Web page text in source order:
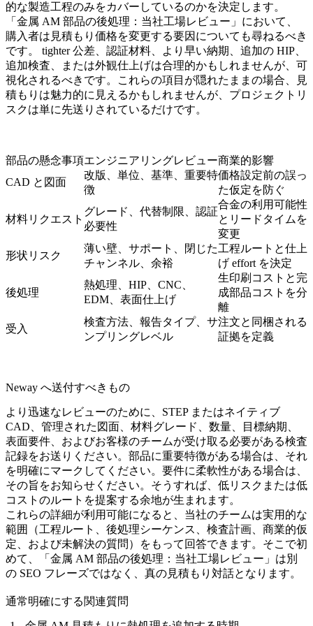
的な製造工程のみをカバーしているのかを決定します。
「金属 AM 部品の後処理：当社工場レビュー」において、
購入者は見積もり価格を変更する要因についても尋ねるべき
です。 tighter 公差、認証材料、より早い納期、追加の HIP、
追加検査、または外観仕上げは合理的かもしれませんが、可
視化されるべきです。これらの項目が隠れたままの場合、見
積もりは魅力的に見えるかもしれませんが、プロジェクトリ
スクは単に先送りされているだけです。
部品の懸念事項エンジニアリングレビュー商業的影響
CAD と図面
改版、単位、基準、重要特
徴
価格設定前の誤っ
た仮定を防ぐ
材料リクエスト
グレード、代替制限、認証
必要性
合金の利用可能性
とリードタイムを
変更
形状リスク
薄い壁、サポート、閉じた
チャンネル、余裕
工程ルートと仕上
げ effort を決定
後処理
熱処理、HIP、CNC、
EDM、表面仕上げ
生印刷コストと完
成部品コストを分
離
受入
検査方法、報告タイプ、サ
ンプリングレベル
注文と同梱される
証拠を定義
Neway へ送付すべきもの
より迅速なレビューのために、STEP またはネイティブ
CAD、管理された図面、材料グレード、数量、目標納期、
表面要件、およびお客様のチームが受け取る必要がある検査
記録をお送りください。部品に重要特徴がある場合は、それ
を明確にマークしてください。要件に柔軟性がある場合は、
その旨をお知らせください。そうすれば、低リスクまたは低
コストのルートを提案する余地が生まれます。
これらの詳細が利用可能になると、当社のチームは実用的な
範囲（工程ルート、後処理シーケンス、検査計画、商業的仮
定、および未解決の質問）をもって回答できます。そこで初
めて、「金属 AM 部品の後処理：当社工場レビュー」は別
の SEO フレーズではなく、真の見積もり対話となります。
通常明確にする関連質問